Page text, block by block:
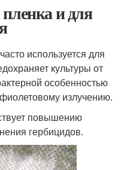
и для
используется для
культуры от
особенностью
излучению.
повышению
гербицидов.